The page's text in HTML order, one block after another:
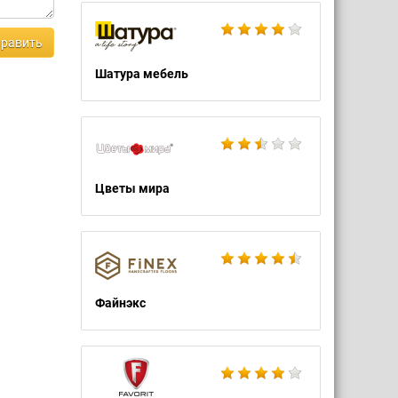
Шатура мебель
Цветы мира
Файнэкс